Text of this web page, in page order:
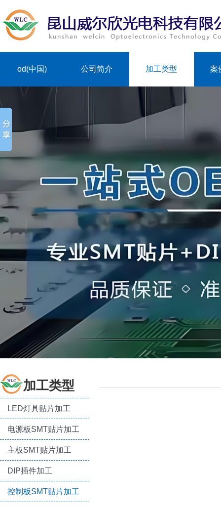
od(中国) 公司简介 加工类型 案
加工类型
LED灯具贴片加工
电源板SMT贴片加工
主板SMT贴片加工
DIP插件加工
控制板SMT贴片加工